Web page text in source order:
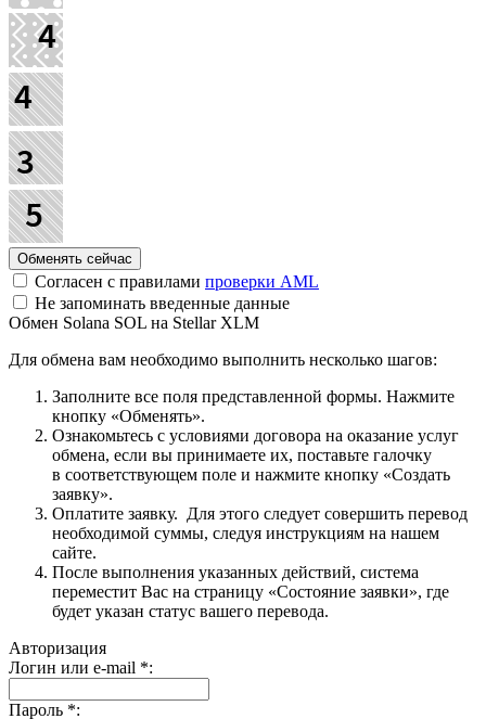
Согласен с правилами проверки AML
Не запоминать введенные данные
Обмен Solana SOL на Stellar XLM
Для обмена вам необходимо выполнить несколько шагов:
Заполните все поля представленной формы. Нажмите
кнопку «Обменять».
Ознакомьтесь с условиями договора на оказание услуг
обмена, если вы принимаете их, поставьте галочку
в соответствующем поле и нажмите кнопку «Создать
заявку».
Оплатите заявку. Для этого следует совершить перевод
необходимой суммы, следуя инструкциям на нашем
сайте.
После выполнения указанных действий, система
переместит Вас на страницу «Состояние заявки», где
будет указан статус вашего перевода.
Авторизация
Логин или e-mail *:
Пароль *: